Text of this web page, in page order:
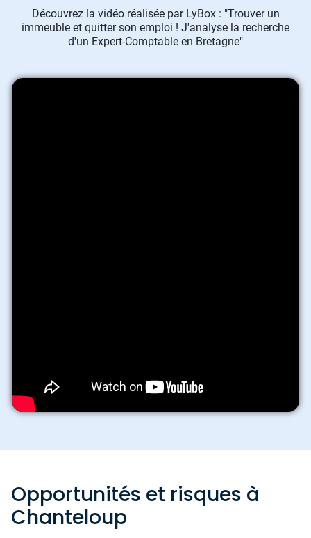
Découvrez la vidéo réalisée par LyBox : "Trouver un
immeuble et quitter son emploi ! J'analyse la recherche
d'un Expert-Comptable en Bretagne"
Opportunités et risques à
Chanteloup